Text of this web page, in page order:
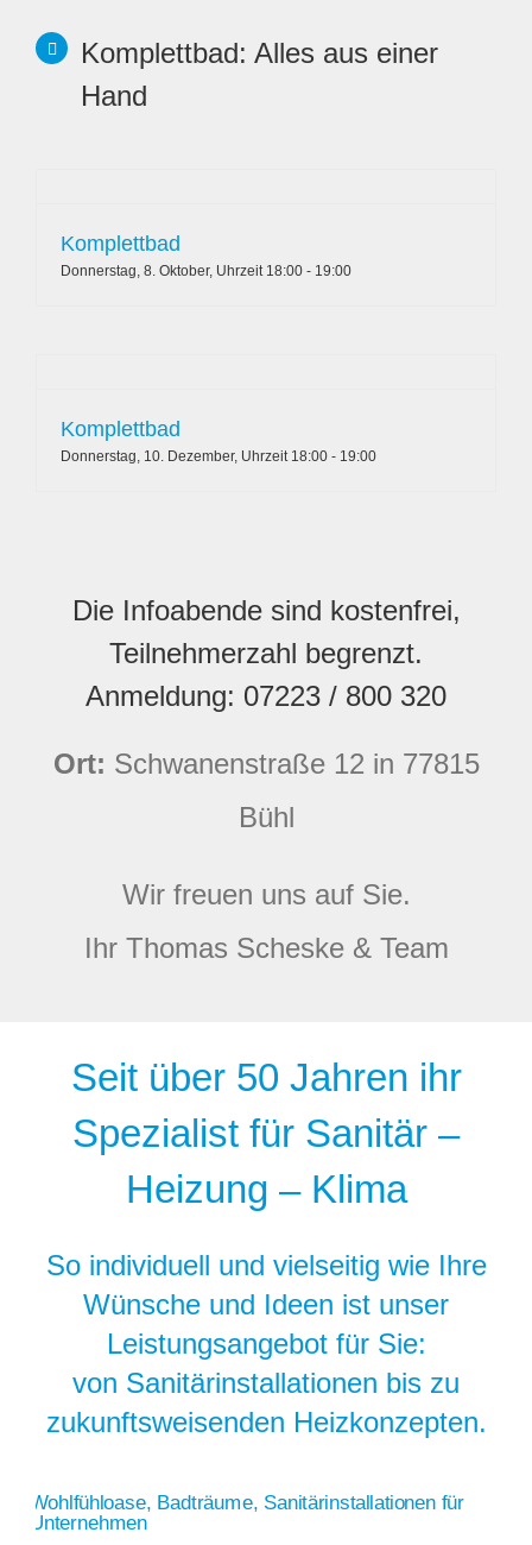
Komplettbad: Alles aus einer
Hand
Komplettbad
Donnerstag, 8. Oktober, Uhrzeit 18:00 - 19:00
Komplettbad
Donnerstag, 10. Dezember, Uhrzeit 18:00 - 19:00
Die Infoabende sind kostenfrei,
Teilnehmerzahl begrenzt.
Anmeldung: 07223 / 800 320
Ort: Schwanenstraße 12 in 77815
Bühl
Wir freuen uns auf Sie.
Ihr Thomas Scheske & Team
Seit über 50 Jahren ihr
Spezialist für Sanitär –
Heizung – Klima
So individuell und vielseitig wie Ihre
Wünsche und Ideen ist unser
Leistungsangebot für Sie:
von Sanitärinstallationen bis zu
zukunftsweisenden Heizkonzepten.